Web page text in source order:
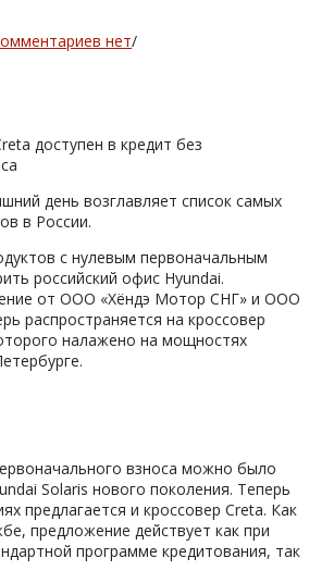
нет/
день возглавляет список самых
в России.
с нулевым первоначальным
российский офис Hyundai.
от ООО «Хёндэ Мотор СНГ» и ООО
распространяется на кроссовер
налажено на мощностях
взноса можно было
Solaris нового поколения. Теперь
предлагается и кроссовер Creta. Как
предложение действует как при
программе кредитования, так